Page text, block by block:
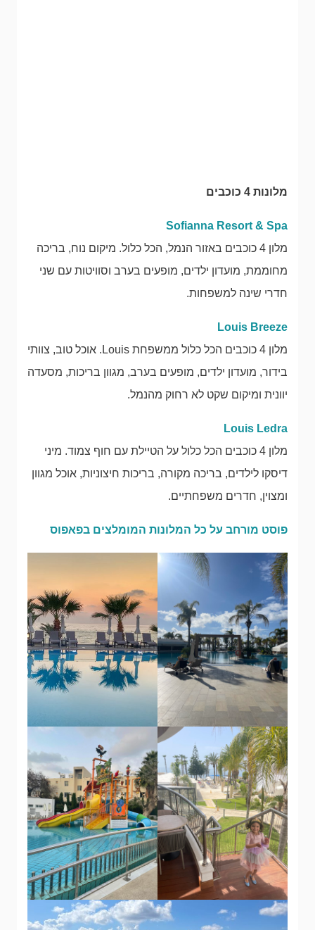
מלונות 4 כוכבים
Sofianna Resort & Spa
מלון 4 כוכבים באזור הנמל, הכל כלול. מיקום נוח, בריכה
מחוממת, מועדון ילדים, מופעים בערב וסוויטות עם שני
חדרי שינה למשפחות.
Louis Breeze
מלון 4 כוכבים הכל כלול ממשפחת Louis. אוכל טוב, צוותי
בידור, מועדון ילדים, מופעים בערב, מגוון בריכות, מסעדה
יוונית ומיקום שקט לא רחוק מהנמל.
Louis Ledra
מלון 4 כוכבים הכל כלול על הטיילת עם חוף צמוד. מיני
דיסקו לילדים, בריכה מקורה, בריכות חיצוניות, אוכל מגוון
ומצוין, חדרים משפחתיים.
פוסט מורחב על כל המלונות המומלצים בפאפוס